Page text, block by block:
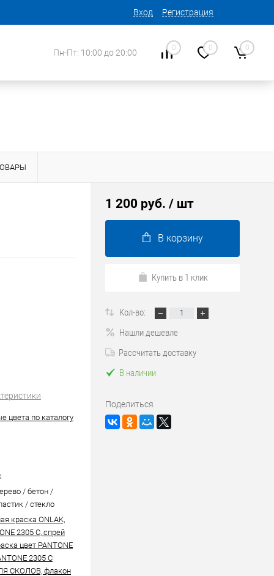
Вход Регистрация
Пн-Пт: 10:00 до 20:00 0 0 0
цвета по каталогу
/ бетон /
/ стекло
краска ONLAK,
2305 C, спрей
цвет PANTONE
2305 C
СКОЛОВ, флакон
1 200 руб. / шт
В корзину
Купить в 1 клик
Кол-во:
Нашли дешевле
Рассчитать доставку
В наличии
Поделиться